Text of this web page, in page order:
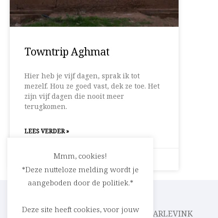
Towntrip Aghmat
Hier heb je vijf dagen, sprak ik tot
mezelf. Hou ze goed vast, dek ze toe. Het
zijn vijf dagen die nooit meer
terugkomen.
LEES VERDER »
4 april 2025 1 reactie
CEDRIC RASKIN PARLEVINK
Mmm, cookies!
*Deze nutteloze melding wordt je
aangeboden door de politiek.*
Deze site heeft cookies, voor jouw